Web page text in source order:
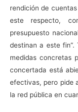
rendición de
este respecto,
presupuesto
destinan a este fin”.
medidas concretas
concertada está
efectivas, pero pide
la red pública en